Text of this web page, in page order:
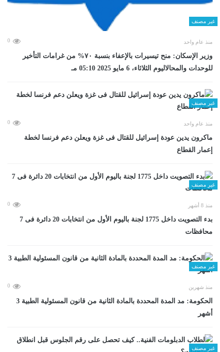
غير مصنف
منذ عام واحد 0
وزير الإسكان: منح تيسيرات بالإعفاء بنسبة ٧٠% من غرامات التأخير
للوحدات والمحالاليوم الثلاثاء، 6 مايو 2025 05:10 مـ
غير مصنف
منذ عام واحد 0
ماكرون يدين عودة إسرائيل للقتال فى غزة ويعلن دعم فرنسا لخطة
إعمار القطاع
غير مصنف
منذ 8 أشهر 0
بدء التصويت داخل 1775 لجنة باليوم الأول من انتخابات 20 دائرة فى 7
محافظات
غير مصنف
منذ شهرين 0
الحكومة: مد المدة المحددة بالمادة الثانية من قانون المسئولية الطبية 3
أشهر
غير مصنف